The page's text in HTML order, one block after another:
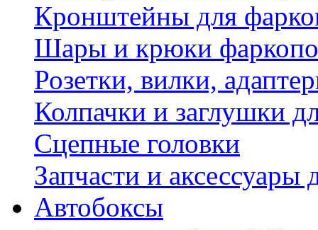
Кронштейны для
Шары и крюки
Розетки, вилки,
Колпачки и заглушки
Сцепные головки
Запчасти и аксессуары
Автобоксы